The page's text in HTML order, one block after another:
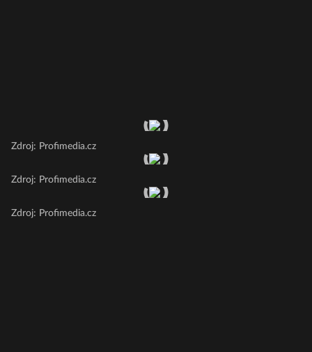
Zdroj: Profimedia.cz
Zdroj: Profimedia.cz
Zdroj: Profimedia.cz